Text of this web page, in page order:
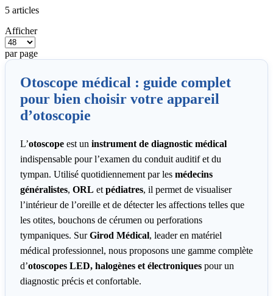
5 articles
Afficher
par page
Otoscope médical : guide complet
pour bien choisir votre appareil
d’otoscopie
L’otoscope est un instrument de diagnostic médical
indispensable pour l’examen du conduit auditif et du
tympan. Utilisé quotidiennement par les médecins
généralistes, ORL et pédiatres, il permet de visualiser
l’intérieur de l’oreille et de détecter les affections telles que
les otites, bouchons de cérumen ou perforations
tympaniques. SurGirod Médical, leader en matériel
médical professionnel, nous proposons une gamme complète
d’otoscopes LED, halogènes et électroniques pour un
diagnostic précis et confortable.